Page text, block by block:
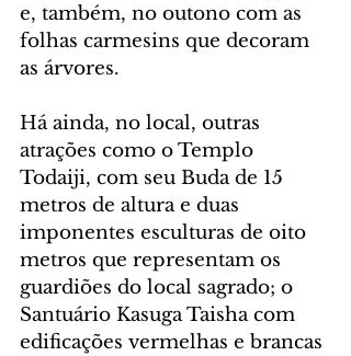
e, também, no outono com as
folhas carmesins que decoram
as árvores.
Há ainda, no local, outras
atrações como o Templo
Todaiji, com seu Buda de 15
metros de altura e duas
imponentes esculturas de oito
metros que representam os
guardiões do local sagrado; o
Santuário Kasuga Taisha com
edificações vermelhas e brancas